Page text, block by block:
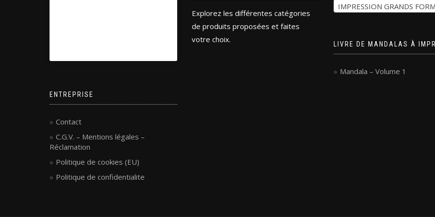
ENTREPRISE
Contact
C.G.V. – Mentions légales –
Réclamation
Politique de cookies (EU)
Politique de confidentialite
Explorez les différentes catégories
de produits proposées et faites
votre choix.
IMPRESSION GRANDS FORMATS
LIVRE DE MANDALAS À
Mandala – Volume 1